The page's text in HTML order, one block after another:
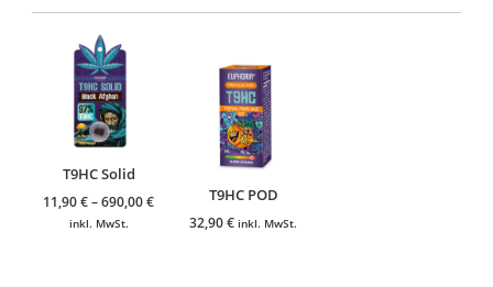
T9HC Solid
11,90€–690,00€
inkl. MwSt.
T9HC POD
32,90€ inkl. MwSt.